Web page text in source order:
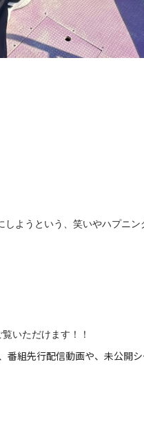
しようという、笑いやハプニン
いただけます！！
番組先行配信動画や、未公開